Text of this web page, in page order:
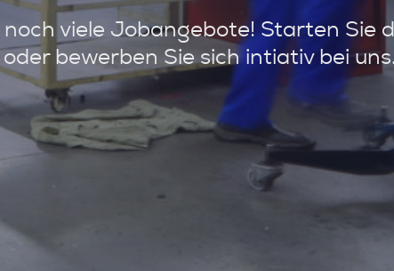
viele Jobangebote! Starten Sie
oder bewerben Sie sich intiativ bei uns.